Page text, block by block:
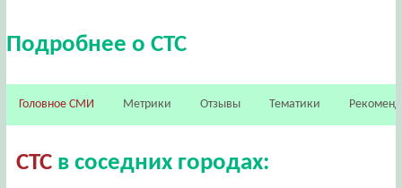
Подробнее о СТС
Головное СМИ Метрики Отзывы Тематики
СТСв соседних городах: